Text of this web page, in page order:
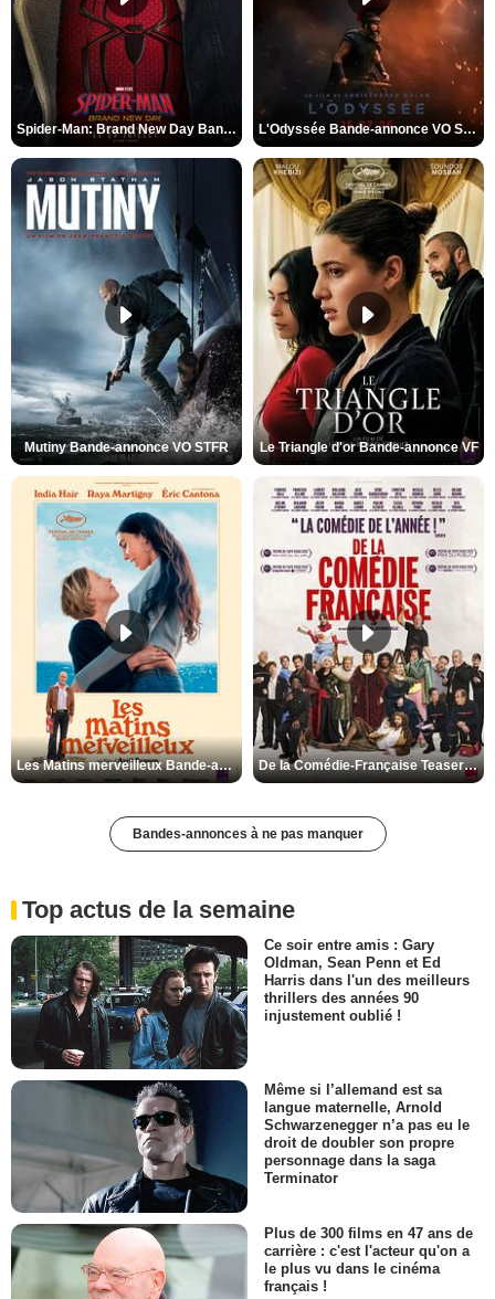
Spider-Man: Brand New Day Bande-annonce VO STFR L'Odyssée Bande-annonce VO STFR
Mutiny Bande-annonce VO STFR Le Triangle d'or Bande-annonce VF
Les Matins merveilleux Bande-annonce VF De la Comédie-Française Teaser VF
Bandes-annonces à ne pas manquer
Top actus de la semaine
Ce soir entre amis : Gary
Oldman, Sean Penn et Ed
Harris dans l'un des meilleurs
thrillers des années 90
injustement oublié !
Même si l’allemand est sa
langue maternelle, Arnold
Schwarzenegger n’a pas eu le
droit de doubler son propre
personnage dans la saga
Terminator
Plus de 300 films en 47 ans de
carrière : c'est l'acteur qu'on a
le plus vu dans le cinéma
français !